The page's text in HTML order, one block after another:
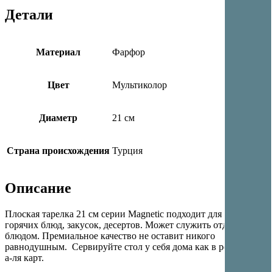
Детали
Материал Фарфор
Цвет Мультиколор
Диаметр 21 см
Страна происхождения Турция
Описание
Плоская тарелка 21 см серии Magnetic подходит для подачи
горячих блюд, закусок, десертов. Может служить отдельным
блюдом. Премиальное качество не оставит никого
равнодушным. Сервируйте стол у себя дома как в ресторане
а-ля карт.